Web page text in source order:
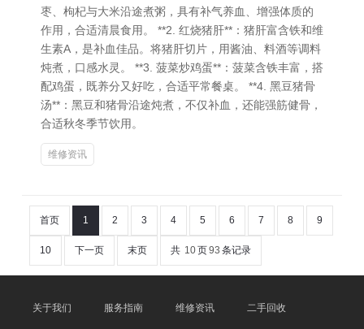
枣、枸杞与大米沿途煮粥，具有补气养血、增强体质的
作用，合适清晨食用。 **2. 红烧猪肝**：猪肝富含铁和维
生素A，是补血佳品。将猪肝切片，用酱油、料酒等调料
炖煮，口感水灵。 **3. 菠菜炒鸡蛋**：菠菜含铁丰富，搭
配鸡蛋，既养分又好吃，合适平常餐桌。 **4. 黑豆猪骨
汤**：黑豆和猪骨沿途炖煮，不仅补血，还能强筋健骨，
合适秋冬季节饮用。
维修资讯
首页 1 2 3 4 5 6 7 8 9
10 下一页 末页 共 10页93 条记录
关于我们 服务指南 维修资讯 二手回收